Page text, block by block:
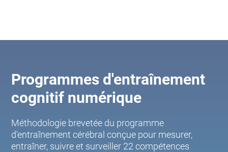
Programmes d'entraînement
cognitif numérique
Méthodologie brevetée du programme
d'entraînement cérébral conçue pour mesurer,
entraîner, suivre et surveiller 22 compétences